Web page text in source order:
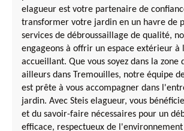
elagueur est votre partenaire de
transformer votre jardin en un havre de
services de débroussaillage de qualité,
engageons à offrir un espace extérieur à
accueillant. Que vous soyez dans la zone
ailleurs dans Tremouilles, notre équipe
est prête à vous accompagner dans
jardin. Avec Steis elagueur, vous
et du savoir-faire nécessaires pour un
efficace, respectueux de